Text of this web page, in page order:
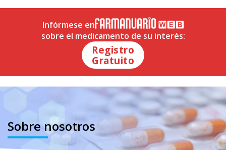
Infórmese en
sobre el medicamento de su interés:
Registro
Gratuito
Sobre nosotros